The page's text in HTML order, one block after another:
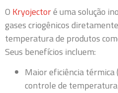
O Kryojectoré uma solução
gases criogênicos
temperatura de produtos
Seus benefícios incluem:
Maior eficiência térmica
controle de